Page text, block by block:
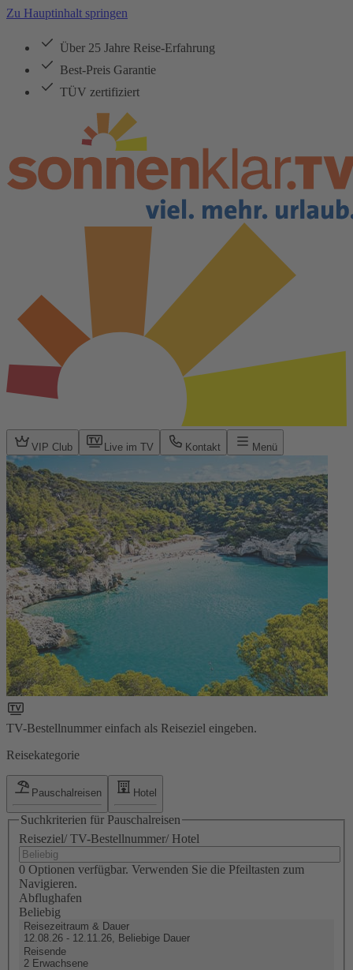
Zu Hauptinhalt springen
Über 25 Jahre Reise-Erfahrung
Best-Preis Garantie
TÜV zertifiziert
VIP Club Live im TV Kontakt Menü
TV-Bestellnummer einfach als Reiseziel eingeben.
Reisekategorie
Pauschalreisen Hotel
Suchkriterien für Pauschalreisen
Reiseziel/ TV-Bestellnummer/ Hotel
0 Optionen verfügbar. Verwenden Sie die Pfeiltasten zum
Navigieren.
Abflughafen
Beliebig
Reisezeitraum & Dauer
12.08.26 - 12.11.26, Beliebige Dauer
Reisende
2 Erwachsene